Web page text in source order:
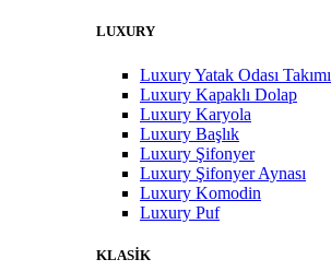
LUXURY
Luxury Yatak Odası Takımı
Luxury Kapaklı Dolap
Luxury Karyola
Luxury Başlık
Luxury Şifonyer
Luxury Şifonyer Aynası
Luxury Komodin
Luxury Puf
KLASİK